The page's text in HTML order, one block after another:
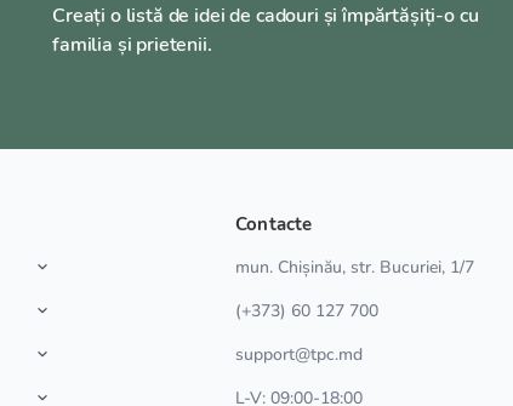
Creați o listă de idei de cadouri și împărtășiți-o cu
familia și prietenii.
Contacte
mun. Chișinău, str. Bucuriei, 1/7
(+373) 60 127 700
support@tpc.md
L-V: 09:00-18:00